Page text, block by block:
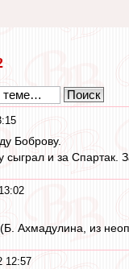
Боброву.
сыграл и за Спартак.
Ахмадулина, из
12:57